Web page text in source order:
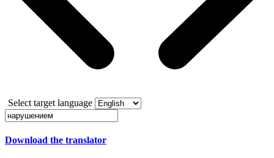
Select target language
Download the translator